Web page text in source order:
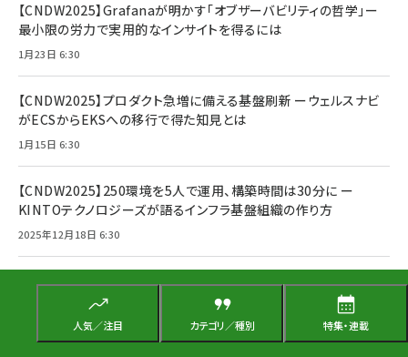
人気／注目 カテゴリ／種別 特集・連載
【CNDW2025】Grafanaが明かす「オブザーバビリティの哲学」ー
最小限の労力で実用的なインサイトを得るには
1月23日 6:30
【CNDW2025】プロダクト急増に備える基盤刷新 ーウェルスナビ
がECSからEKSへの移行で得た知見とは
1月15日 6:30
【CNDW2025】250環境を5人で運用、構築時間は30分に ー
KINTOテクノロジーズが語るインフラ基盤組織の作り方
2025年12月18日 6:30
新たな自動化で熱視線！ AIエージェントの「推論能力」を支える2
つのコンポーネントとは？
2025年11月28日 6:30